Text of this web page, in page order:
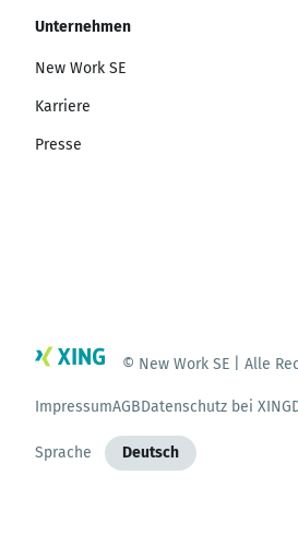
Unternehmen
New Work SE
Karriere
Presse
© New Work SE | Alle
ImpressumAGBDatenschutz bei XING
Sprache Deutsch